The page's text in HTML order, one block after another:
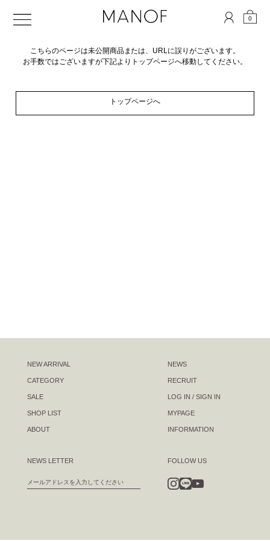
0
こちらのページは未公開商品または、URLに誤りがございます。
お手数ではございますが下記よりトップページへ移動してください。
トップページへ
NEW ARRIVAL
CATEGORY
SALE
SHOP LIST
ABOUT
NEWS LETTER
NEWS
RECRUIT
LOG IN / SIGN IN
MYPAGE
INFORMATION
FOLLOW US